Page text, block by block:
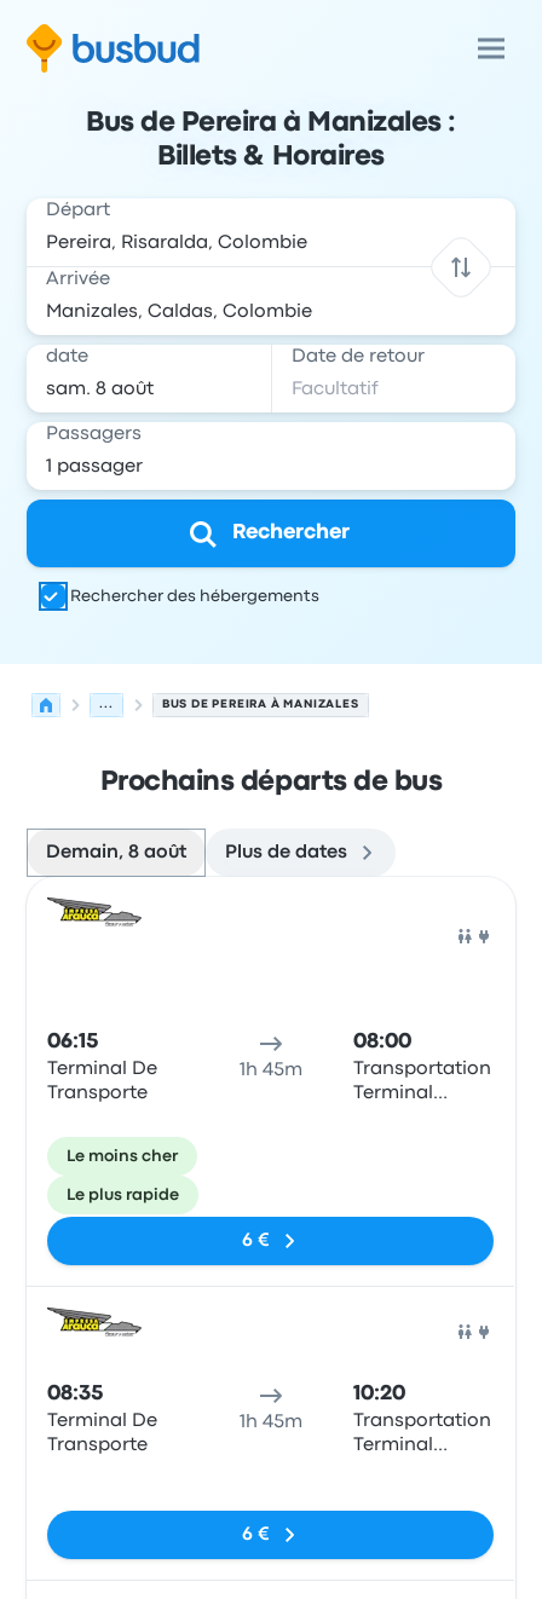
Bus de Pereira à Manizales :
Billets & Horaires
Départ
Arrivée
date Date de retour
Passagers
Rechercher
Rechercher des hébergements
... BUS DE PEREIRA À MANIZALES
Prochains départs de bus
Demain, 8 août Plus de dates
06:15
Terminal De
Transporte
1h 45m
08:00
Transportation
Terminal
Le moins cher
Le plus rapide
6 €
08:35
Terminal De
Transporte
1h 45m
10:20
Transportation
Terminal
6 €